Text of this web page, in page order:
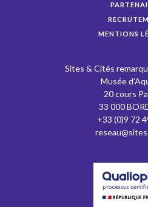
MENTIONS
Sites & Cités
Musée
20 cours
33 000
+33 (0)9 72